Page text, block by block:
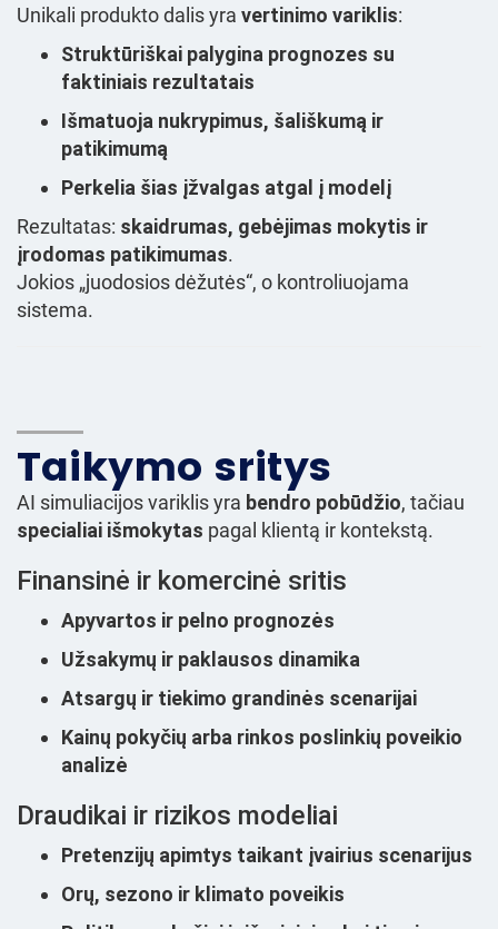
Unikali produkto dalis yra vertinimo variklis:
Struktūriškai palygina prognozes su
faktiniais rezultatais
Išmatuoja nukrypimus, šališkumą ir
patikimumą
Perkelia šias įžvalgas atgal į modelį
Rezultatas: skaidrumas, gebėjimas mokytis ir
įrodomas patikimumas.
Jokios „juodosios dėžutės“, o kontroliuojama
sistema.
Taikymo sritys
AI simuliacijos variklis yra bendro pobūdžio, tačiau
specialiai išmokytas pagal klientą ir kontekstą.
Finansinė ir komercinė sritis
Apyvartos ir pelno prognozės
Užsakymų ir paklausos dinamika
Atsargų ir tiekimo grandinės scenarijai
Kainų pokyčių arba rinkos poslinkių poveikio
analizė
Draudikai ir rizikos modeliai
Pretenzijų apimtys taikant įvairius scenarijus
Orų, sezono ir klimato poveikis